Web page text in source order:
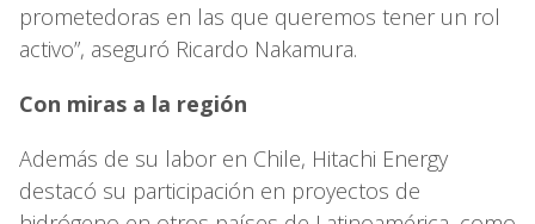
prometedoras en las que queremos tener un rol
activo”, aseguró Ricardo Nakamura.
Con miras a la región
Además de su labor en Chile, Hitachi Energy
destacó su participación en proyectos de